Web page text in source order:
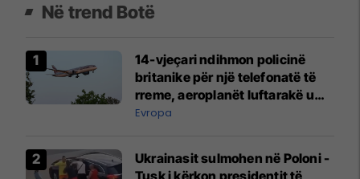
Në trend Botë
14-vjeçari ndihmon policinë
britanike për një telefonatë të
rreme, aeroplanët luftarakë u
ngritën në ajër për të
Mançesterit
Evropa
Ukrainasit sulmohen në Poloni -
Tusk i kërkon presidentit të